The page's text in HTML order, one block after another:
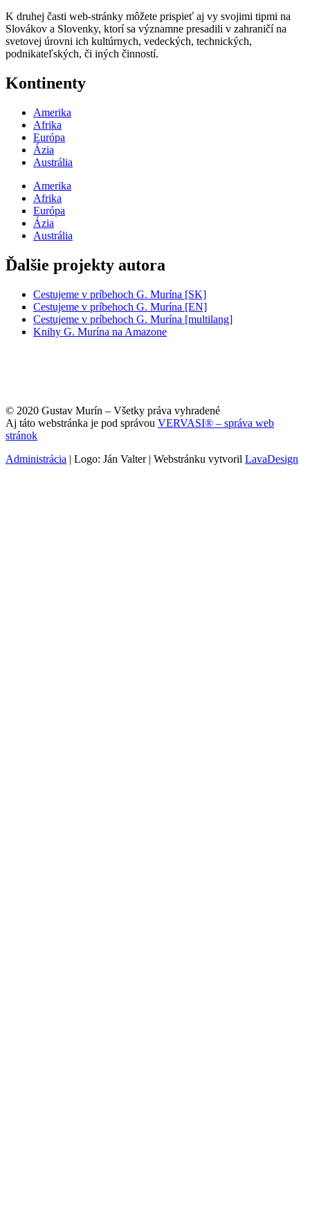
K druhej časti web-stránky môžete prispieť aj vy svojimi tipmi na
Slovákov a Slovenky, ktorí sa významne presadili v zahraničí na
svetovej úrovni ich kultúrnych, vedeckých, technických,
podnikateľských, či iných činností.
Kontinenty
Amerika
Afrika
Európa
Ázia
Austrália
Amerika
Afrika
Európa
Ázia
Austrália
Ďalšie projekty autora
Cestujeme v príbehoch G. Murína [SK]
Cestujeme v príbehoch G. Murína [EN]
Cestujeme v príbehoch G. Murína [multilang]
Knihy G. Murína na Amazone
© 2020 Gustav Murín – Všetky práva vyhradené
Aj táto webstránka je pod správou VERVASI® – správa web
stránok
Administrácia | Logo: Ján Valter | Webstránku vytvoril LavaDesign